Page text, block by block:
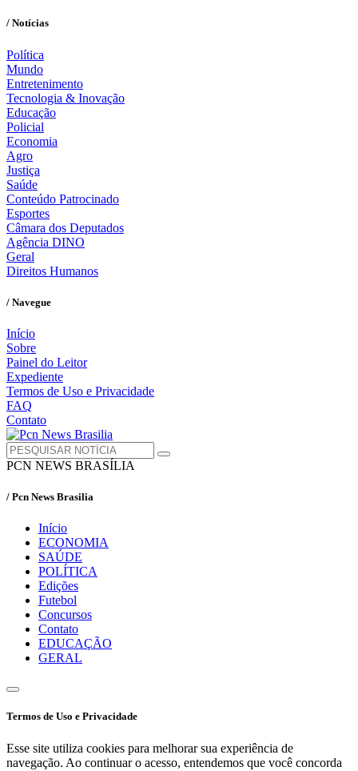
/ Notícias
Política
Mundo
Entretenimento
Tecnologia & Inovação
Educação
Policial
Economia
Agro
Justiça
Saúde
Conteúdo Patrocinado
Esportes
Câmara dos Deputados
Agência DINO
Geral
Direitos Humanos
/ Navegue
Início
Sobre
Painel do Leitor
Expediente
Termos de Uso e Privacidade
FAQ
Contato
PCN NEWS BRASÍLIA
/ Pcn News Brasilia
Início
ECONOMIA
SAÚDE
POLÍTICA
Edições
Futebol
Concursos
Contato
EDUCAÇÃO
GERAL
Termos de Uso e Privacidade
Esse site utiliza cookies para melhorar sua experiência de
navegação. Ao continuar o acesso, entendemos que você concorda